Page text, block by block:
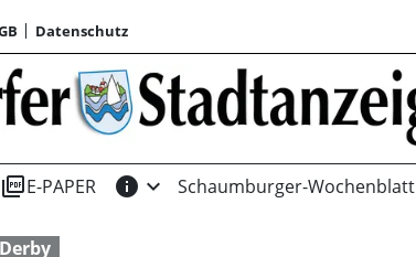
Datenschutz
picture_as_pdfE-PAPER info expand_more Schaumburger-Wochenblatt
Derby